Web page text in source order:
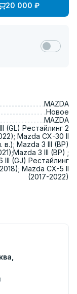
20 000 ₽
MAZDA
Новое
MAZDA
(GL) Рестайлинг 2
Mazda CX-30 II
в.); Mazda 3 III (BP)
3 III (BP) ;
III (GJ) Рестайлинг
Mazda CX-5 II
(2017-2022)